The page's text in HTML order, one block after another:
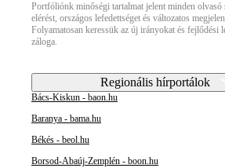
Portfóliónk minőségi tartalmat jelent minden olvasó
elérést, országos lefedettséget és változatos
Folyamatosan keressük az új irányokat és fejlődési
záloga.
Regionális hírportálok
Bács-Kiskun - baon.hu
Baranya - bama.hu
Békés - beol.hu
Borsod-Abaúj-Zemplén - boon.hu